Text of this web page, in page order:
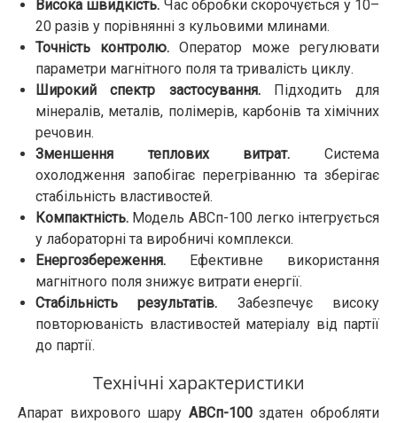
Висока швидкість. Час обробки скорочується у 10–
20 разів у порівнянні з кульовими млинами.
Точність контролю. Оператор може регулювати
параметри магнітного поля та тривалість циклу.
Широкий спектр застосування.Підходить для
мінералів, металів, полімерів, карбонів та хімічних
речовин.
Зменшення теплових витрат. Система
охолодження запобігає перегріванню та зберігає
стабільність властивостей.
Компактність. Модель АВСп-100 легко інтегрується
у лабораторні та виробничі комплекси.
Енергозбереження. Ефективне використання
магнітного поля знижує витрати енергії.
Стабільність результатів. Забезпечує високу
повторюваність властивостей матеріалу від партії
до партії.
Технічні характеристики
Апарат вихрового шару АВСп-100здатен обробляти